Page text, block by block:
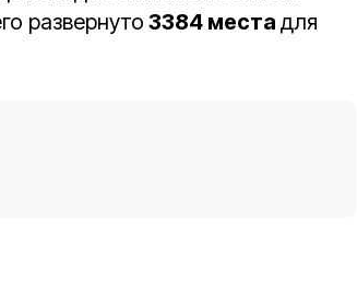
развернуто 3384 места для